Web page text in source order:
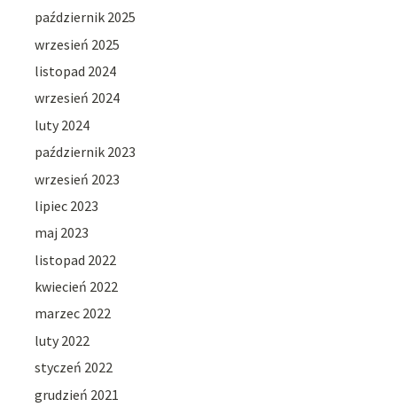
październik 2025
wrzesień 2025
listopad 2024
wrzesień 2024
luty 2024
październik 2023
wrzesień 2023
lipiec 2023
maj 2023
listopad 2022
kwiecień 2022
marzec 2022
luty 2022
styczeń 2022
grudzień 2021